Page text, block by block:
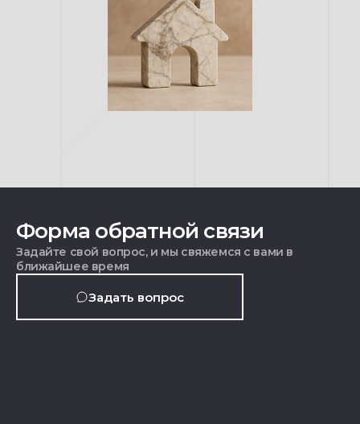
Форма обратной связи
Задайте свой вопрос, и мы свяжемся с вами в
ближайшее время
Задать вопрос